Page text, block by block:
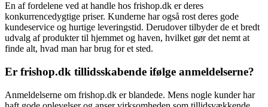
En af fordelene ved at handle hos frishop.dk er deres
konkurrencedygtige priser. Kunderne har også rost deres gode
kundeservice og hurtige leveringstid. Derudover tilbyder de et bredt
udvalg af produkter til hjemmet og haven, hvilket gør det nemt at
finde alt, hvad man har brug for et sted.
Er frishop.dk tillidsskabende ifølge anmeldelserne?
Anmeldelserne om frishop.dk er blandede. Mens nogle kunder har